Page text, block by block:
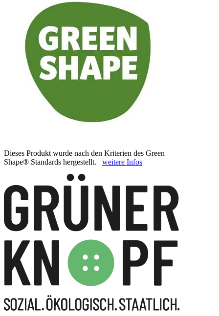
Dieses Produkt wurde nach den Kriterien des Green
Shape® Standards hergestellt. weitere Infos